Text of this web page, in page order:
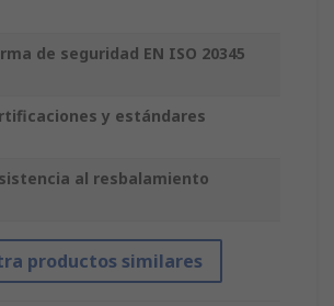
de seguridad EN ISO 20345
y estándares
al resbalamiento
productos similares